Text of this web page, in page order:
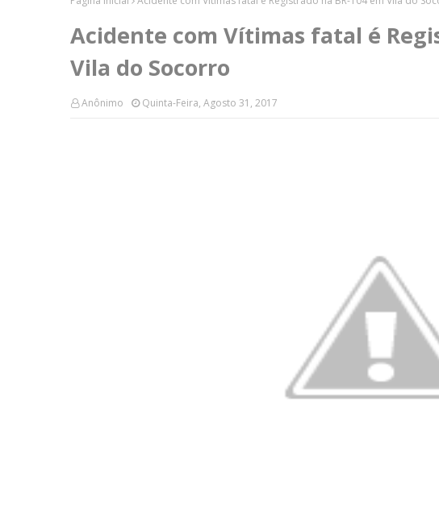
Acidente com Vítimas fatal é
Vila do Socorro
Anônimo Quinta-Feira, Agosto 31, 2017